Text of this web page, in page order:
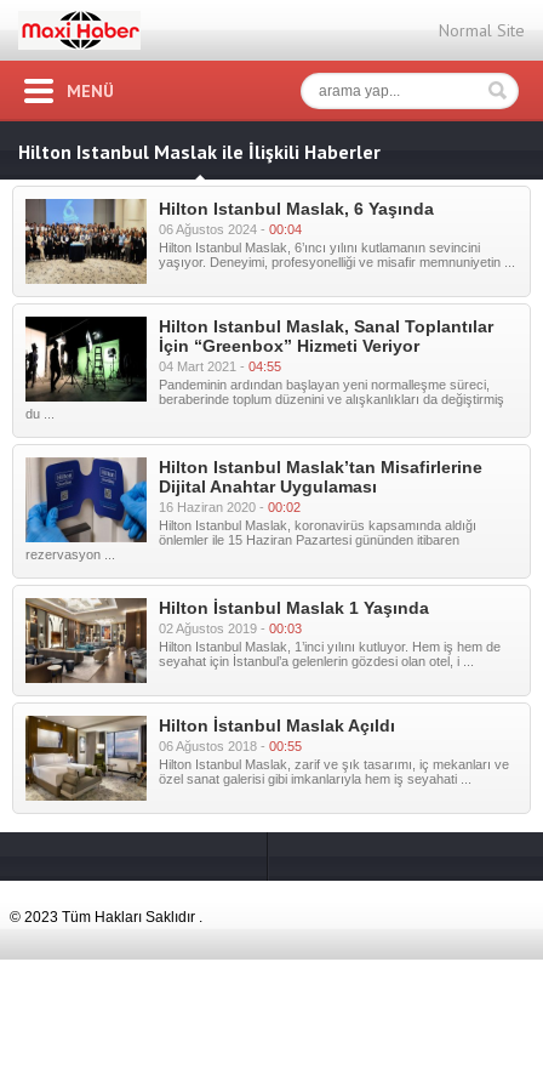
Normal Site
MENÜ
Hilton Istanbul Maslak ile İlişkili Haberler
Hilton Istanbul Maslak, 6 Yaşında
06 Ağustos 2024 - 00:04
Hilton Istanbul Maslak, 6’ıncı yılını kutlamanın sevincini
yaşıyor. Deneyimi, profesyonelliği ve misafir memnuniyetin ...
Hilton Istanbul Maslak, Sanal Toplantılar
İçin “Greenbox” Hizmeti Veriyor
04 Mart 2021 - 04:55
Pandeminin ardından başlayan yeni normalleşme süreci,
beraberinde toplum düzenini ve alışkanlıkları da değiştirmiş
du ...
Hilton Istanbul Maslak’tan Misafirlerine
Dijital Anahtar Uygulaması
16 Haziran 2020 - 00:02
Hilton Istanbul Maslak, koronavirüs kapsamında aldığı
önlemler ile 15 Haziran Pazartesi gününden itibaren
rezervasyon ...
Hilton İstanbul Maslak 1 Yaşında
02 Ağustos 2019 - 00:03
Hilton Istanbul Maslak, 1’inci yılını kutluyor. Hem iş hem de
seyahat için İstanbul’a gelenlerin gözdesi olan otel, i ...
Hilton İstanbul Maslak Açıldı
06 Ağustos 2018 - 00:55
Hilton Istanbul Maslak, zarif ve şık tasarımı, iç mekanları ve
özel sanat galerisi gibi imkanlarıyla hem iş seyahati ...
© 2023 Tüm Hakları Saklıdır .